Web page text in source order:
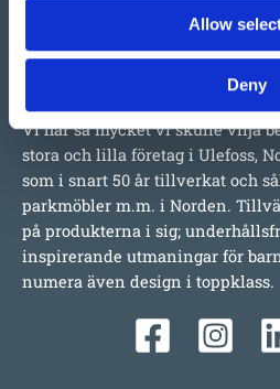
Allow
Deny
Vi har så mycket vi skulle vilja
stora och lilla företag i Ulefoss,
som i snart 50 år tillverkat och
parkmöbler m.m. i Norden.
på produkterna i sig;
inspirerande utmaningar för
numera även design i toppklass.